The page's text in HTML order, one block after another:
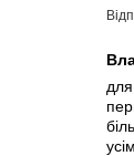
усім.